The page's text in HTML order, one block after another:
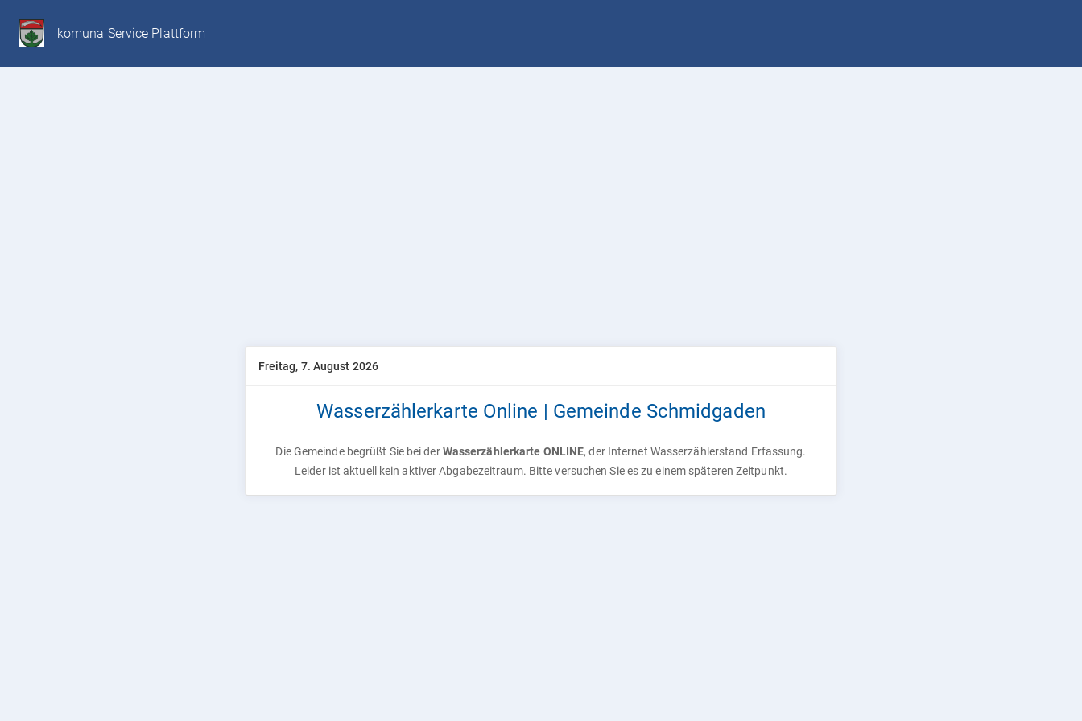
komuna Service Plattform
Freitag, 7. August 2026
Wasserzählerkarte Online | Gemeinde Schmidgaden
Die Gemeinde begrüßt Sie bei derWasserzählerkarte ONLINE, der Internet Wasserzählerstand Erfassung.
Leider ist aktuell kein aktiver Abgabezeitraum. Bitte versuchen Sie es zu einem späteren Zeitpunkt.